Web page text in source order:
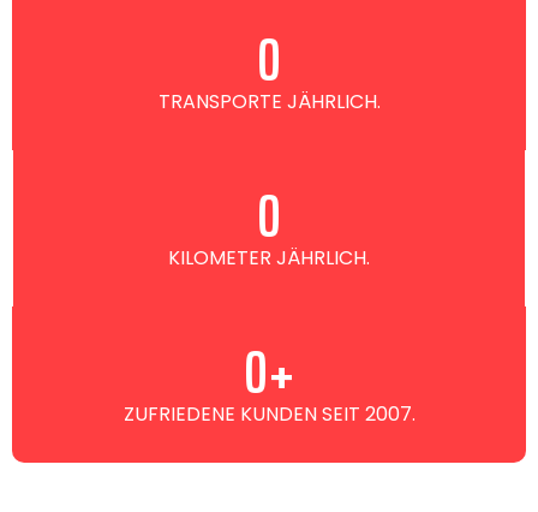
TRANSPORTE JÄHRLICH.
0
KILOMETER JÄHRLICH.
0
ZUFRIEDENE KUNDEN SEIT 2007.
0+